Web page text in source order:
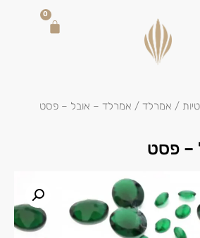
0
/ אמרלד / אמרלד – אובל – פסט
– פסט